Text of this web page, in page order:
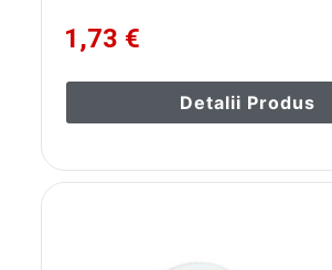
1,73 €
Detalii Produs